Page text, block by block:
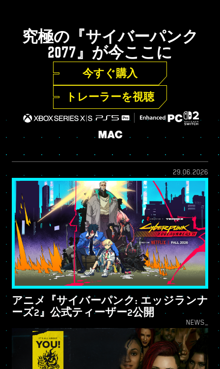
究極の『サイバーパンク
2077』が今ここに
今すぐ購入
トレーラーを視聴
29.06.2026
アニメ『サイバーパンク: エッジランナ
ーズ2』公式ティーザー2公開
NEWS_